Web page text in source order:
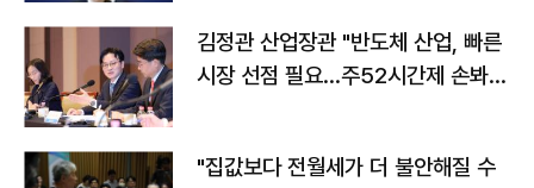
김정관 산업장관 "반도체 산업, 빠른
시장 선점 필요…주52시간제 손봐
"집값보다 전월세가 더 불안해질 수